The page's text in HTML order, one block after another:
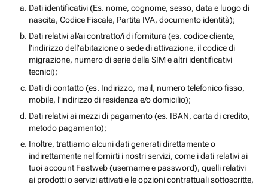
Dati identificativi (Es. nome, cognome, sesso, data e luogo di
nascita, Codice Fiscale, Partita IVA, documento identità);
Dati relativi al/ai contratto/i di fornitura (es. codice cliente,
l’indirizzo dell’abitazione o sede di attivazione, il codice di
migrazione, numero di serie della SIM e altri identificativi
tecnici);
Dati di contatto (es. Indirizzo, mail, numero telefonico fisso,
mobile, l’indirizzo di residenza e/o domicilio);
Dati relativi ai mezzi di pagamento (es. IBAN, carta di credito,
metodo pagamento);
Inoltre, trattiamo alcuni dati generati direttamente o
indirettamente nel fornirti i nostri servizi, come i dati relativi ai
tuoi account Fastweb (username e password), quelli relativi
ai prodotti o servizi attivati e le opzioni contrattuali sottoscritte,